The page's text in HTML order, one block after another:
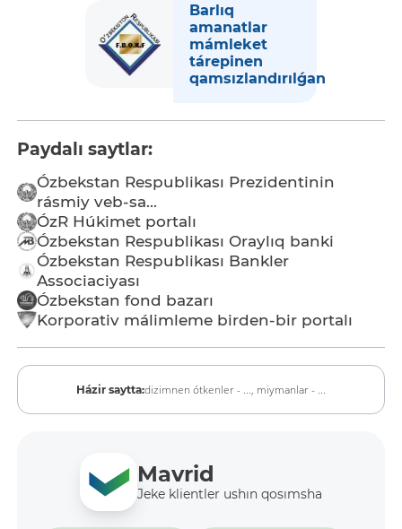
Barlıq
amanatlar
mámleket
tárepinen
qamsızlandırılǵan
Paydalı saytlar:
Ózbekstan Respublikası Prezidentinin
rásmiy veb-sa...
ÓzR Húkimet portalı
Ózbekstan Respublikası Oraylıq banki
Ózbekstan Respublikası Bankler
Associaciyası
Ózbekstan fond bazarı
Korporativ málimleme birden-bir portalı
Házir saytta:dizimnen ótkenler - ..., miymanlar - ...
Mavrid
Jeke klientler ushın qosımsha